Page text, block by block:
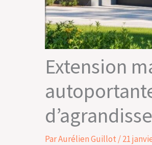
Extension
ParAurélien Guillot /21